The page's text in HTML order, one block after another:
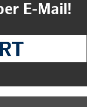
E-Mail!